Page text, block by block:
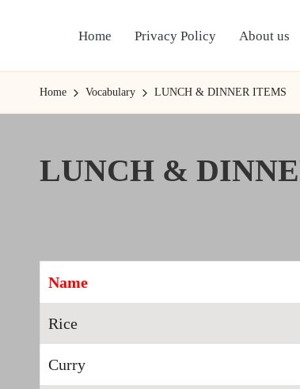
to
content
Home Privacy Policy About us
Home Vocabulary LUNCH & DINNER ITEMS
LUNCH &
Name
Rice
Curry